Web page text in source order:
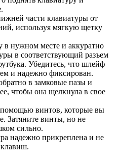
части клавиатуры от
используя мягкую щетку
в нужном месте и аккуратно
в соответствующий разъем
Убедитесь, что шлейф
и надежно фиксирован.
в замковые пазы и
чтобы она щелкнула в свое
помощью винтов, которые вы
Затяните винты, но не
сильно.
надежно прикреплена и не